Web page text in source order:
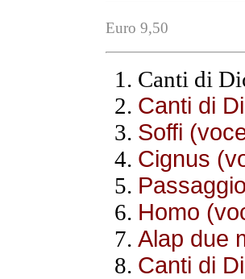
Euro 9,50
Canti di
Canti di
Soffi
Cignus
Homo
Alap due
Canti di